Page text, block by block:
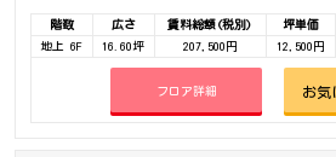
階数 広さ 賃料総額(税別) 坪単価
地上 6F
16.60坪 207,500円 12,500円
フロア詳細 お気